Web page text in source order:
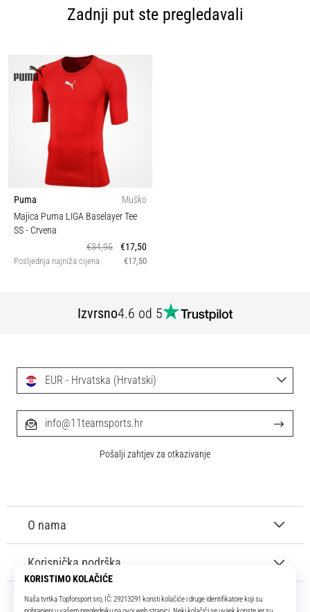
Zadnji put ste pregledavali
Puma
Muško
Majica Puma LIGA Baselayer Tee
SS- Crvena
€34,95
€17,50
Posljednja najniža cijena €17,50
Izvrsno4.6 od 5
O nama
Korisnička podrška
EUR - Hrvatska (Hrvatski)
info@11teamsports.hr
Pošalji zahtjev za otkazivanje